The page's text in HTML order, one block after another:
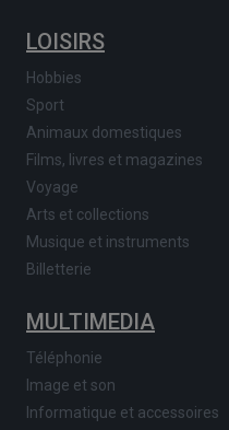
LOISIRS
Hobbies
Sport
Animaux domestiques
Films, livres et magazines
Voyage
Arts et collections
Musique et instruments
Billetterie
MULTIMEDIA
Téléphonie
Image et son
Informatique et accessoires